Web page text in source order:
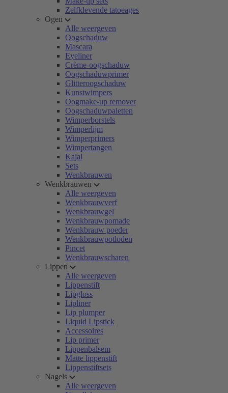
Zelfklevende tatoeages
Ogen
Alle weergeven
Oogschaduw
Mascara
Eyeliner
Crème-oogschaduw
Oogschaduwprimer
Glitteroogschaduw
Kunstwimpers
Oogmake-up remover
Oogschaduwpaletten
Wimperborstels
Wimperlijm
Wimperprimers
Wimpertangen
Kajal
Sets
Wenkbrauwen
Wenkbrauwen
Alle weergeven
Wenkbrauwverf
Wenkbrauwgel
Wenkbrauwpomade
Wenkbrauw poeder
Wenkbrauwpotloden
Pincet
Wenkbrauwscharen
Lippen
Alle weergeven
Lippenstift
Lipgloss
Lipliner
Lip plumper
Liquid Lipstick
Accessoires
Lip primer
Lippenbalsem
Matte lippenstift
Lippenstiftsets
Nagels
Alle weergeven